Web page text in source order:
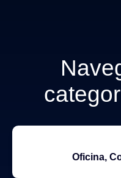
Oficina,